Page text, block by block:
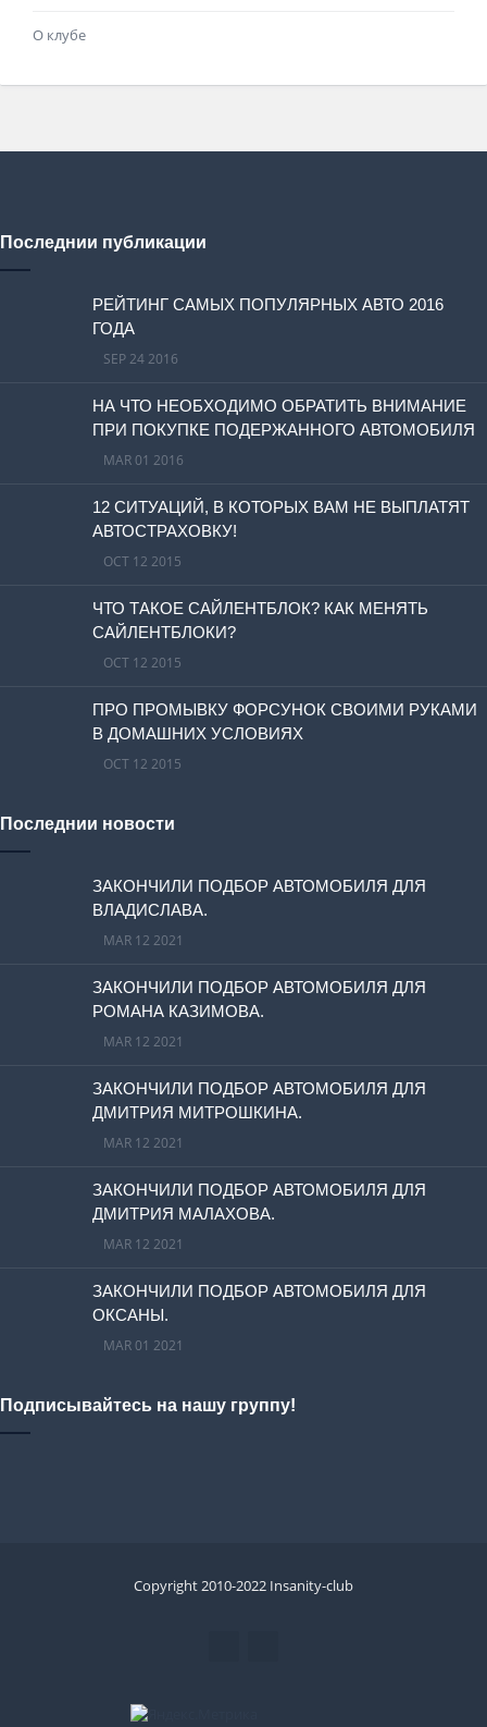
О клубе
Последнии публикации
РЕЙТИНГ САМЫХ ПОПУЛЯРНЫХ АВТО 2016
ГОДА
SEP 24 2016
НА ЧТО НЕОБХОДИМО ОБРАТИТЬ ВНИМАНИЕ
ПРИ ПОКУПКЕ ПОДЕРЖАННОГО АВТОМОБИЛЯ
MAR 01 2016
12 СИТУАЦИЙ, В КОТОРЫХ ВАМ НЕ ВЫПЛАТЯТ
АВТОСТРАХОВКУ!
OCT 12 2015
ЧТО ТАКОЕ САЙЛЕНТБЛОК? КАК МЕНЯТЬ
САЙЛЕНТБЛОКИ?
OCT 12 2015
ПРО ПРОМЫВКУ ФОРСУНОК СВОИМИ РУКАМИ
В ДОМАШНИХ УСЛОВИЯХ
OCT 12 2015
Последнии новости
ЗАКОНЧИЛИ ПОДБОР АВТОМОБИЛЯ ДЛЯ
ВЛАДИСЛАВА.
MAR 12 2021
ЗАКОНЧИЛИ ПОДБОР АВТОМОБИЛЯ ДЛЯ
РОМАНА КАЗИМОВА.
MAR 12 2021
ЗАКОНЧИЛИ ПОДБОР АВТОМОБИЛЯ ДЛЯ
ДМИТРИЯ МИТРОШКИНА.
MAR 12 2021
ЗАКОНЧИЛИ ПОДБОР АВТОМОБИЛЯ ДЛЯ
ДМИТРИЯ МАЛАХОВА.
MAR 12 2021
ЗАКОНЧИЛИ ПОДБОР АВТОМОБИЛЯ ДЛЯ
ОКСАНЫ.
MAR 01 2021
Подписывайтесь на нашу группу!
Copyright 2010-2022 Insanity-club